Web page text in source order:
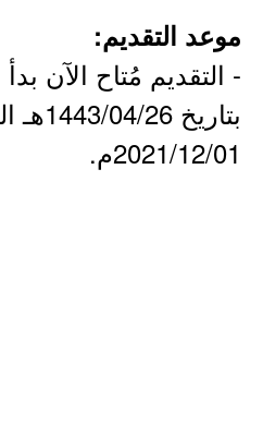
موعد التقديم:
- التقديم مُتاح الآن بدأ
بتاريخ
2021/12/01م.